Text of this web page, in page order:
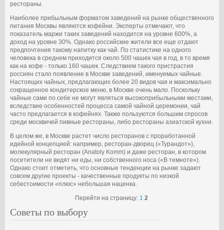
рестораны.
Наиболее прибыльным форматом заведений на рынке общественного
питания Москвы являются кофейни. Эксперты отмечают, что
показатель маржи таких заведений находится на уровне 600%, а
доход на уровне 30%. Однако российские жители все еще отдают
предпочтения такому напитку как чай. По статистике на одного
человека в среднем приходится около 500 чашек чая в год, в то время
как на кофе - только 160 чашек. Следствием такого пристрастия
россиян стало появление в Москве заведений, именуемых чайные.
Настоящих чайных, предлагающих более 20 видов чая и максимально
сокращенное кондитерское меню, в Москве очень мало. Поскольку
чайные сами по себе не могут являться высокоприбыльными местами,
вследствие особенностей процесса самой чайной церемонии, чай
часто предлагается в кофейнях. Также пользуются большим спросов
среди москвичей пивные рестораны, либо рестораны азиатской кухни.
В целом же, в Москве растет число ресторанов с проработанной
идейной концепцией: например, ресторан-дворец («Турандот»),
молекулярный ресторан (Anatoly Komm) и даже ресторан, в котором
посетители не видят ни еды, ни собственного носа («В темноте»).
Однако стоит отметить, что основные тенденции на рынке задают
совсем другие проекты - качественные продукты по низкой
себестоимости «плюс» небольшая наценка.
Перейти на страницу: 1 2
Советы по выбору